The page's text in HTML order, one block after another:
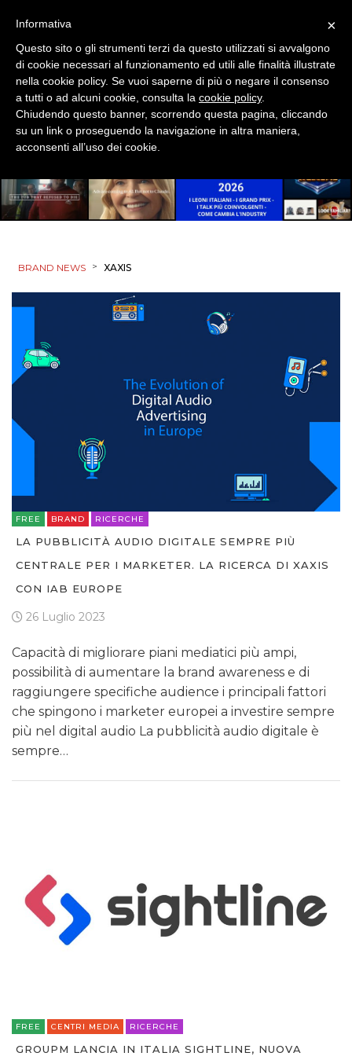
BRAND NEWS > XAXIS
FREE BRAND RICERCHE
LA PUBBLICITÀ AUDIO DIGITALE SEMPRE PIÙ
CENTRALE PER I MARKETER. LA RICERCA DI XAXIS
CON IAB EUROPE
26 Luglio 2023
Capacità di migliorare piani mediatici più ampi,
possibilità di aumentare la brand awareness e di
raggiungere specifiche audience i principali fattori
che spingono i marketer europei a investire sempre
più nel digital audio La pubblicità audio digitale è
sempre…
FREE CENTRI MEDIA RICERCHE
GROUPM LANCIA IN ITALIA SIGHTLINE, NUOVA
×
Informativa
Questo sito o gli strumenti terzi da questo utilizzati si avvalgono
di cookie necessari al funzionamento ed utili alle finalità illustrate
nella cookie policy. Se vuoi saperne di più o negare il consenso
a tutti o ad alcuni cookie, consulta la cookie policy.
Chiudendo questo banner, scorrendo questa pagina, cliccando
su un link o proseguendo la navigazione in altra maniera,
acconsenti all’uso dei cookie.